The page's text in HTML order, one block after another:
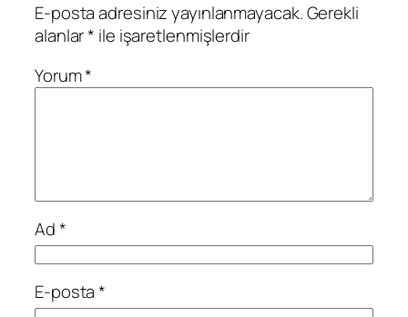
E-posta adresiniz yayınlanmayacak.Gerekli
alanlar* ile işaretlenmişlerdir
Yorum*
Ad*
E-posta*